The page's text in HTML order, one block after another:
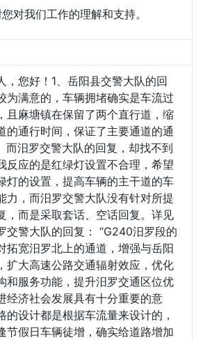
对我们工作的理解和支持。
，您好！1、岳阳县交警大队的回
为满意的，车辆拥堵确实是车流过
且麻塘镇在保留了两个直行道，缩
的通行时间，保证了主要通道的通
而汨罗交警大队的回复，却找不到
反应的是红绿灯设置不合理，希望
灯的设置，提高车辆的主干道的车
力，而汨罗交警大队没有针对所提
，而是采取套话、空话回复。详见
交警大队的回复： “G240汨罗段的
拓宽汨罗北上的通道，增强与岳阳
扩大高速公路交通辐射效应，优化
和服务功能，提升汨罗交通区位优
经济社会发展具有十分重要的意
的设计都是根据车流量来设计的，
节假日车辆徒增，确实给道路增加